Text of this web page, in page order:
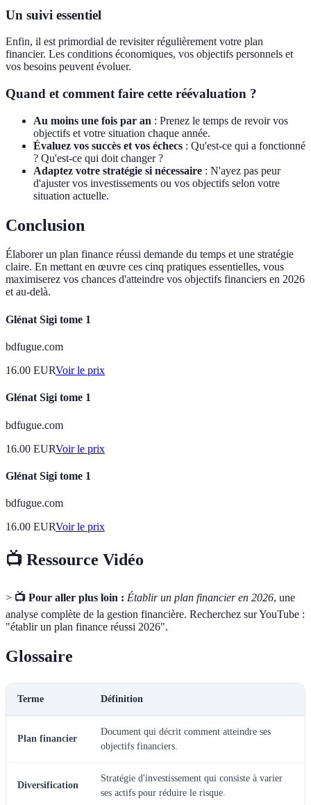
Un suivi essentiel
Enfin, il est primordial de revisiter régulièrement votre plan
financier. Les conditions économiques, vos objectifs personnels et
vos besoins peuvent évoluer.
Quand et comment faire cette réévaluation ?
Au moins une fois par an : Prenez le temps de revoir vos
objectifs et votre situation chaque année.
Évaluez vos succès et vos échecs : Qu'est-ce qui a fonctionné
? Qu'est-ce qui doit changer ?
Adaptez votre stratégie si nécessaire : N'ayez pas peur
d'ajuster vos investissements ou vos objectifs selon votre
situation actuelle.
Conclusion
Élaborer un plan finance réussi demande du temps et une stratégie
claire. En mettant en œuvre ces cinq pratiques essentielles, vous
maximiserez vos chances d'atteindre vos objectifs financiers en 2026
et au-delà.
Glénat Sigi tome 1
bdfugue.com
16.00 EURVoir le prix
Glénat Sigi tome 1
bdfugue.com
16.00 EURVoir le prix
Glénat Sigi tome 1
bdfugue.com
16.00 EURVoir le prix
📺 Ressource Vidéo
> 📺 Pour aller plus loin : Établir un plan financier en 2026, une
analyse complète de la gestion financière. Recherchez sur YouTube :
"établir un plan finance réussi 2026".
Glossaire
Terme Définition
Plan financier
Document qui décrit comment atteindre ses
objectifs financiers.
Diversification
Stratégie d'investissement qui consiste à varier
ses actifs pour réduire le risque.